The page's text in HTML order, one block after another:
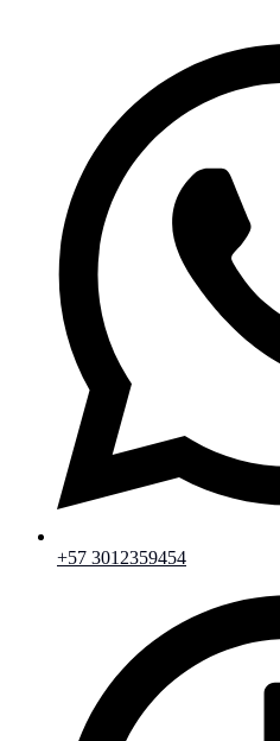
+57 3012359454